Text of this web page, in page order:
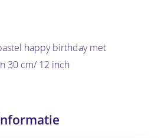
happy birthday met
30 cm/ 12 inch